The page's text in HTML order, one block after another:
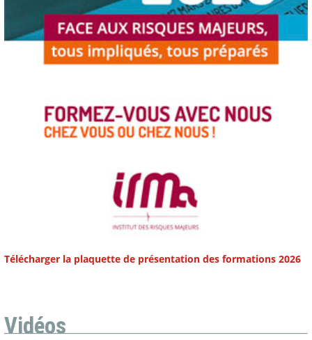
Télécharger la plaquette de présentation des formations 2026
Vidéos